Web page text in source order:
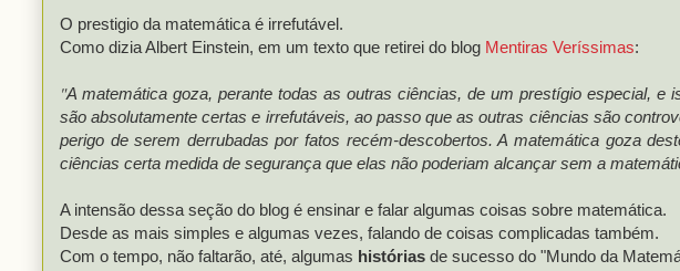
O prestigio da matemática é irrefutável.
Como dizia Albert Einstein, em um texto que retirei do blog Mentiras Veríssimas:
"A matemática goza, perante todas as outras ciências, de um prestígio especial, e
são absolutamente certas e irrefutáveis, ao passo que as outras ciências são
perigo de serem derrubadas por fatos recém-descobertos. A matemática goza
ciências certa medida de segurança que elas não poderiam alcançar sem a
A intensão dessa seção do blog é ensinar e falar algumas coisas sobre matemática.
Desde as mais simples e algumas vezes, falando de coisas complicadas também.
Com o tempo, não faltarão, até, algumas histórias de sucesso do "Mundo da